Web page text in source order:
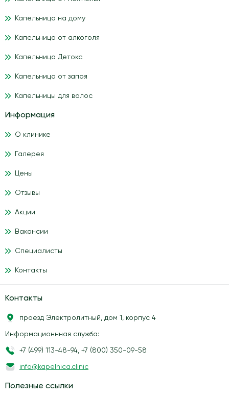
Капельница на дому
Капельница от алкоголя
Капельница Детокс
Капельница от запоя
Капельницы для волос
Информация
О клинике
Галерея
Цены
Отзывы
Акции
Вакансии
Специалисты
Контакты
Контакты
проезд Электролитный, дом 1, корпус 4
Информационнная служба:
+7 (499) 113-48-94, +7 (800) 350-09-58
info@kapelnica.clinic
Полезные ссылки